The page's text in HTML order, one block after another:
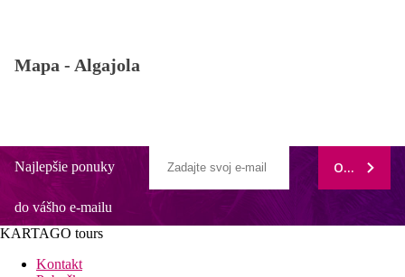
Mapa - Algajola
Najlepšie ponuky
do vášho e-mailu
ODOBERAŤ
KARTAGO tours
Kontakt